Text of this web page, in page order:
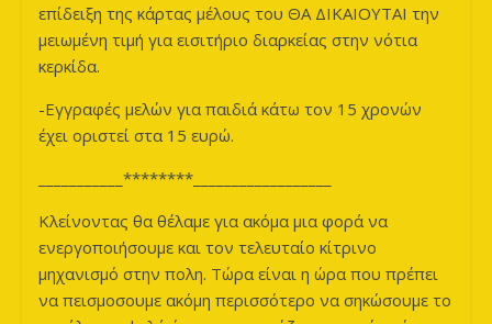
επίδειξη της κάρτας μέλους του ΘΑ ΔΙΚΑΙΟΥΤΑΙ την
μειωμένη τιμή για εισιτήριο διαρκείας στην νότια
κερκίδα.
-Εγγραφές μελών για παιδιά κάτω τον 15 χρονών
έχει οριστεί στα 15 ευρώ.
___________********__________________
Κλείνοντας θα θέλαμε για ακόμα μια φορά να
ενεργοποιήσουμε και τον τελευταίο κίτρινο
μηχανισμό στην πολη. Τώρα είναι η ώρα που πρέπει
να πεισμοσουμε ακόμη περισσότερο να σηκώσουμε το